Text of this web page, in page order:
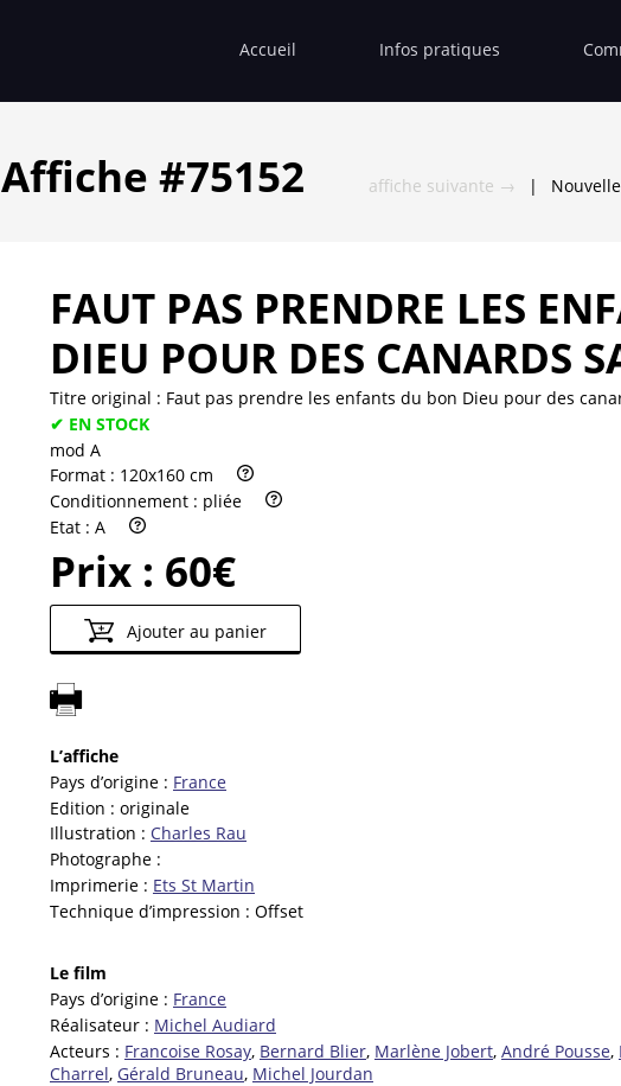
Accueil Infos pratiques
Affiche
Etat
Promotions
Contact
FAQ
Affiche #75152 affiche suivante → |
FAUT PAS PRENDRE LES
DIEU POUR DES CANARDS
Titre original : Faut pas prendre les enfants du bon Dieu pour des
✔ EN STOCK
mod A
Format : 120x160 cm
Conditionnement : pliée
Etat : A
Prix : 60€
Ajouter au panier
L’affiche
Pays d’origine : France
Edition : originale
Illustration : Charles Rau
Photographe :
Imprimerie : Ets St Martin
Technique d’impression : Offset
Le film
Pays d’origine : France
Réalisateur : Michel Audiard
Acteurs : Francoise Rosay, Bernard Blier, Marlène Jobert, André Pousse,
Charrel, Gérald Bruneau, Michel Jourdan